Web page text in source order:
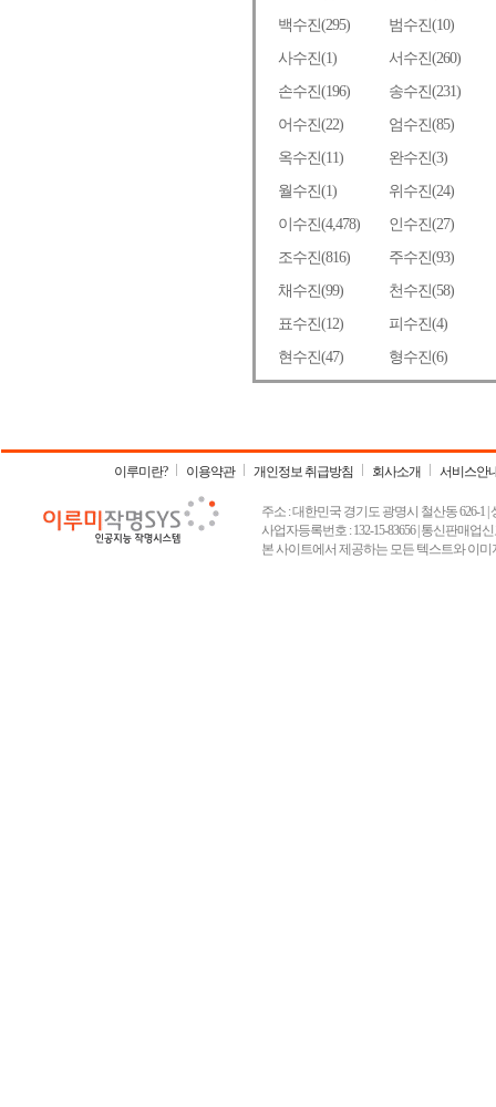
이루미란? 이용약관 개인정보 취급방침 회사소개 서비스안
주소 : 대한민국 경기도 광명시 철산동 626-1 |
사업자등록번호 : 132-15-83656 | 통신판매업
본 사이트에서 제공하는 모든 텍스트와 이